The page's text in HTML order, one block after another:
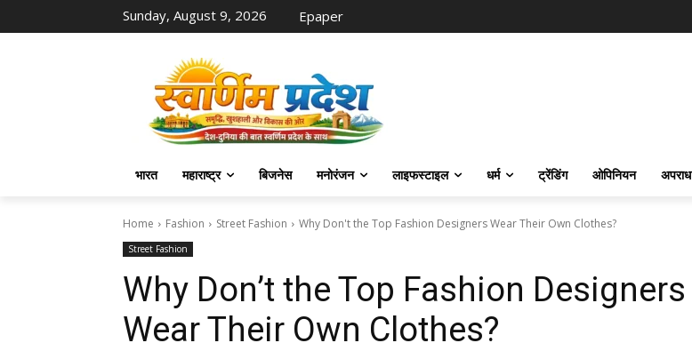
Sunday, August 9, 2026 Epaper
भारत महाराष्ट्र बिजनेस मनोरंजन लाइफस्‍टाइल धर्म ट्रेंडिंग ओपिनियन अपराध
Home Fashion Street Fashion Why Don't the Top Fashion Designers Wear Their Own Clothes?
Street Fashion
Why Don’t the Top Fashion Designers
Wear Their Own Clothes?